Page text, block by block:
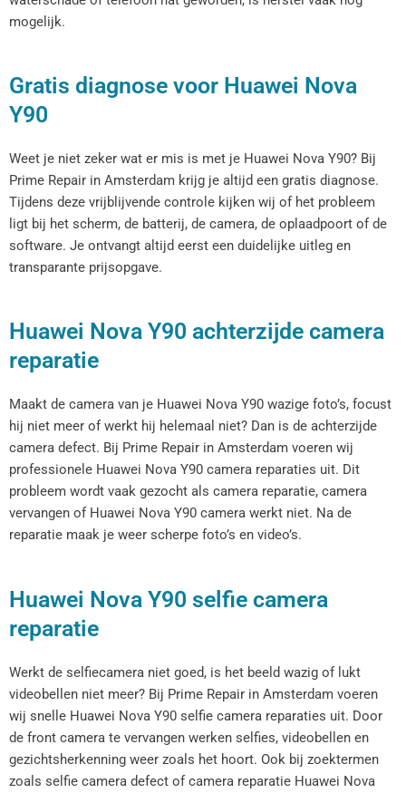
mogelijk.
Gratis diagnose voor Huawei Nova
Y90
Weet je niet zeker wat er mis is met je Huawei Nova Y90? Bij
Prime Repair in Amsterdam krijg je altijd een gratis diagnose.
Tijdens deze vrijblijvende controle kijken wij of het probleem
ligt bij het scherm, de batterij, de camera, de oplaadpoort of de
software. Je ontvangt altijd eerst een duidelijke uitleg en
transparante prijsopgave.
Huawei Nova Y90 achterzijde camera
reparatie
Maakt de camera van je Huawei Nova Y90 wazige foto’s, focust
hij niet meer of werkt hij helemaal niet? Dan is de achterzijde
camera defect. Bij Prime Repair in Amsterdam voeren wij
professionele Huawei Nova Y90 camera reparaties uit. Dit
probleem wordt vaak gezocht als camera reparatie, camera
vervangen of Huawei Nova Y90 camera werkt niet. Na de
reparatie maak je weer scherpe foto’s en video’s.
Huawei Nova Y90 selfie camera
reparatie
Werkt de selfiecamera niet goed, is het beeld wazig of lukt
videobellen niet meer? Bij Prime Repair in Amsterdam voeren
wij snelle Huawei Nova Y90 selfie camera reparaties uit. Door
de front camera te vervangen werken selfies, videobellen en
gezichtsherkenning weer zoals het hoort. Ook bij zoektermen
zoals selfie camera defect of camera reparatie Huawei Nova